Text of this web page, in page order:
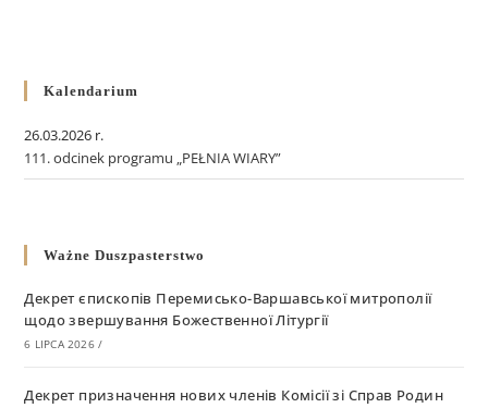
Kalendarium
26.03.2026 r.
111. odcinek programu „PEŁNIA WIARY”
Ważne Duszpasterstwo
Декрет єпископів Перемисько-Варшавської митрополії
щодо звершування Божественної Літургії
6 LIPCA 2026 /
Декрет призначення нових членів Комісії зі Справ Родин